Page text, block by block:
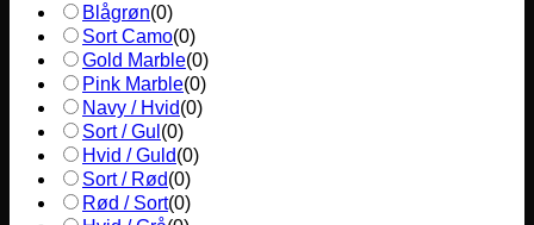
Blågrøn(0)
Sort Camo(0)
Gold Marble(0)
Pink Marble(0)
Navy / Hvid(0)
Sort / Gul (0)
Hvid / Guld(0)
Sort / Rød(0)
Rød / Sort(0)